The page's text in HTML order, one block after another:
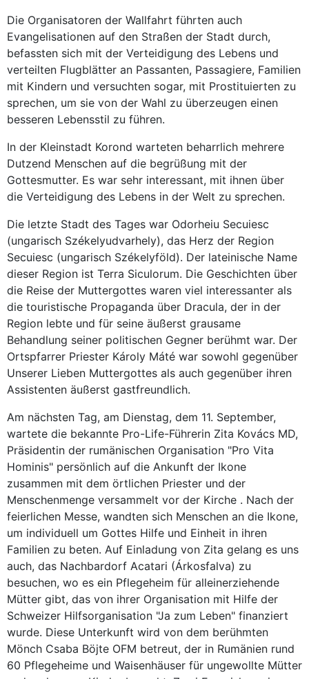
Die Organisatoren der Wallfahrt führten auch
Evangelisationen auf den Straßen der Stadt durch,
befassten sich mit der Verteidigung des Lebens und
verteilten Flugblätter an Passanten, Passagiere, Familien
mit Kindern und versuchten sogar, mit Prostituierten zu
sprechen, um sie von der Wahl zu überzeugen einen
besseren Lebensstil zu führen.
In der Kleinstadt Korond warteten beharrlich mehrere
Dutzend Menschen auf die begrüßung mit der
Gottesmutter. Es war sehr interessant, mit ihnen über
die Verteidigung des Lebens in der Welt zu sprechen.
Die letzte Stadt des Tages war Odorheiu Secuiesc
(ungarisch Székelyudvarhely), das Herz der Region
Secuiesc (ungarisch Székelyföld). Der lateinische Name
dieser Region ist Terra Siculorum. Die Geschichten über
die Reise der Muttergottes waren viel interessanter als
die touristische Propaganda über Dracula, der in der
Region lebte und für seine äußerst grausame
Behandlung seiner politischen Gegner berühmt war. Der
Ortspfarrer Priester Károly Máté war sowohl gegenüber
Unserer Lieben Muttergottes als auch gegenüber ihren
Assistenten äußerst gastfreundlich.
Am nächsten Tag, am Dienstag, dem 11. September,
wartete die bekannte Pro-Life-Führerin Zita Kovács MD,
Präsidentin der rumänischen Organisation "Pro Vita
Hominis" persönlich auf die Ankunft der Ikone
zusammen mit dem örtlichen Priester und der
Menschenmenge versammelt vor der Kirche . Nach der
feierlichen Messe, wandten sich Menschen an die Ikone,
um individuell um Gottes Hilfe und Einheit in ihren
Familien zu beten. Auf Einladung von Zita gelang es uns
auch, das Nachbardorf Acatari (Árkosfalva) zu
besuchen, wo es ein Pflegeheim für alleinerziehende
Mütter gibt, das von ihrer Organisation mit Hilfe der
Schweizer Hilfsorganisation "Ja zum Leben" finanziert
wurde. Diese Unterkunft wird von dem berühmten
Mönch Csaba Böjte OFM betreut, der in Rumänien rund
60 Pflegeheime und Waisenhäuser für ungewollte Mütter